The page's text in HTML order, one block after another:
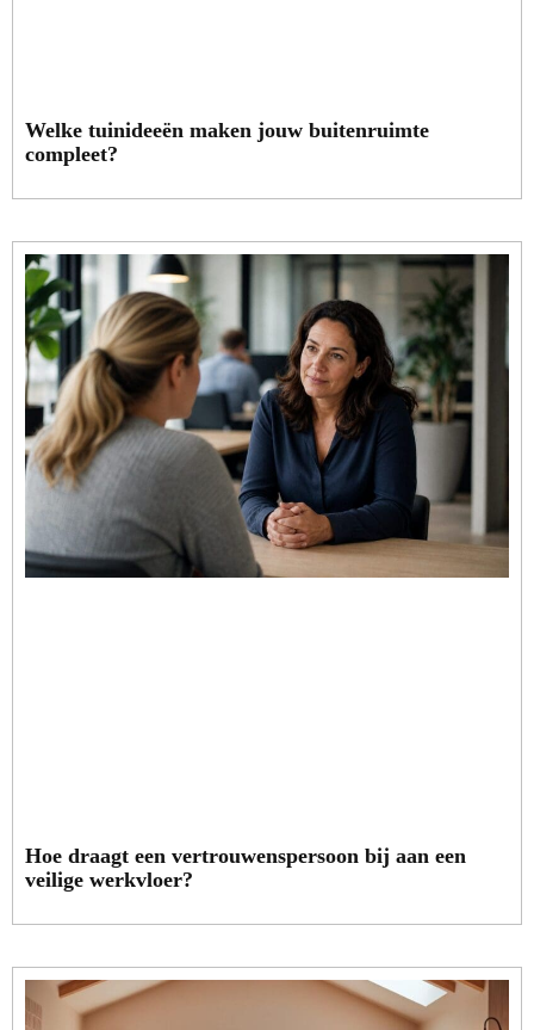
Welke tuinideeën maken jouw buitenruimte
compleet?
Hoe draagt een vertrouwenspersoon bij aan een
veilige werkvloer?